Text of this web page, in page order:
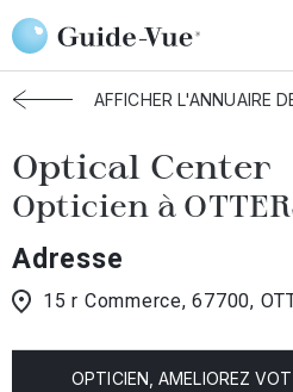
Aller au contenu principal
Accueil Choisir mon opticien
AFFICHER L'ANNUAIRE
Optical Center
Opticien à
Adresse
15 r Commerce, 67700,
OPTICIEN, AMELIOREZ